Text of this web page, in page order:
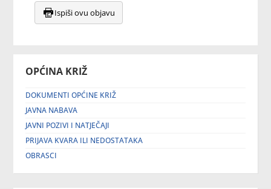
OPĆINA KRIŽ
DOKUMENTI OPĆINE KRIŽ
JAVNA NABAVA
JAVNI POZIVI I NATJEČAJI
PRIJAVA KVARA ILI NEDOSTATAKA
OBRASCI
Ispiši ovu objavu